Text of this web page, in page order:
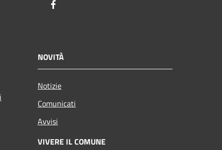
NOVITÀ
Notizie
Comunicati
Avvisi
VIVERE IL COMUNE